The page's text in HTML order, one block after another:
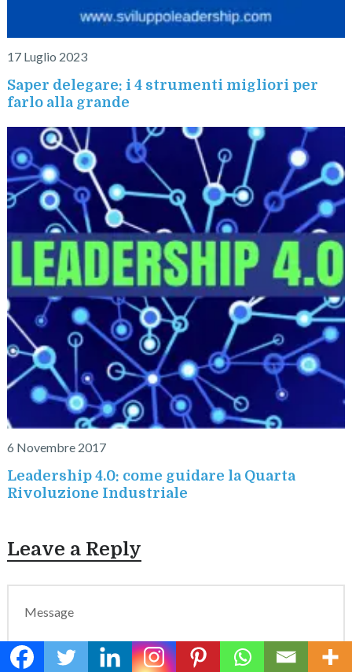
17 Luglio 2023
Saper delegare: i 4 strumenti migliori per
farlo alla grande
6 Novembre 2017
Leadership 4.0: come guidare la Quarta
Rivoluzione Industriale
Leave a Reply